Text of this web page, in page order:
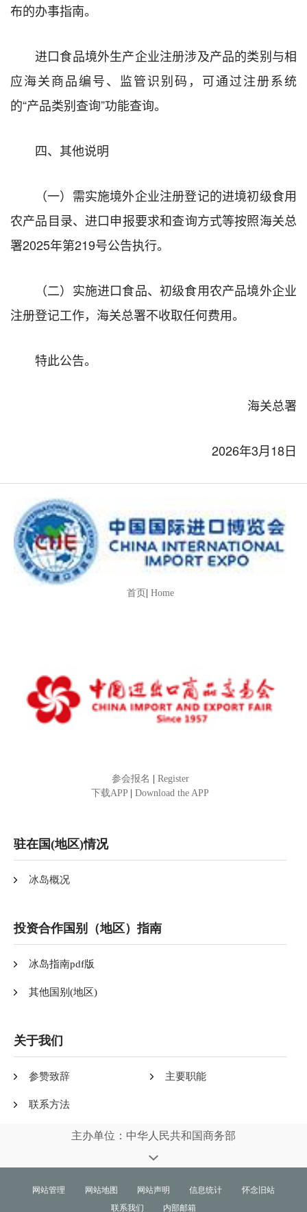
布的办事指南。
进口食品境外生产企业注册涉及产品的类别与相
应海关商品编号、监管识别码，可通过注册系统
的“产品类别查询”功能查询。
四、其他说明
（一）需实施境外企业注册登记的进境初级食用
农产品目录、进口申报要求和查询方式等按照海关总
署2025年第219号公告执行。
（二）实施进口食品、初级食用农产品境外企业
注册登记工作，海关总署不收取任何费用。
特此公告。
海关总署
2026年3月18日
首页| Home
参会报名
Register
下载APP
Download the APP
驻在国(地区)情况
冰岛概况
投资合作国别（地区）指南
冰岛指南pdf版
其他国别(地区)
关于我们
参赞致辞 主要职能
联系方法
主办单位：中华人民共和国商务部
网站管理 网站地图 网站声明 信息统计
怀念旧站
联系我们
内部邮箱